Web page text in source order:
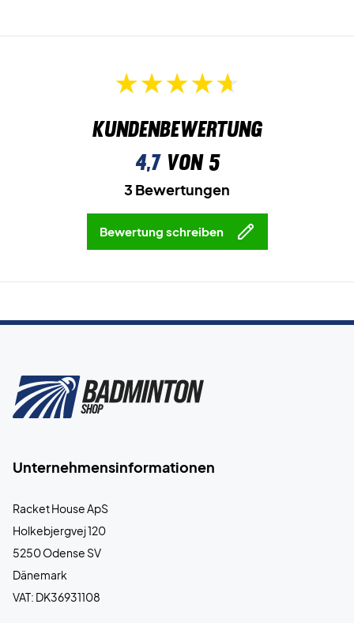
Kundenbewertung
4,7von 5
3 Bewertungen
Bewertung schreiben
Unternehmensinformationen
Racket House ApS
Holkebjergvej 120
5250 Odense SV
Dänemark
VAT: DK36931108